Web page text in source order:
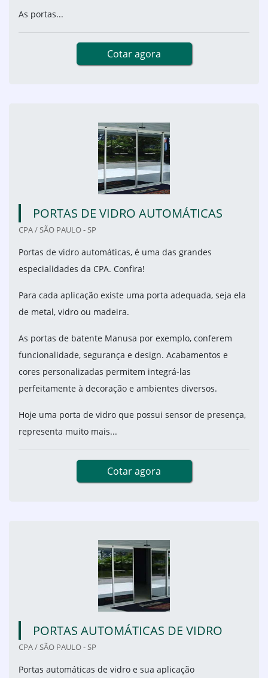
As portas...
Cotar agora
PORTAS DE VIDRO AUTOMÁTICAS
CPA / SÃO PAULO - SP
Portas de vidro automáticas, é uma das grandes
especialidades da CPA. Confira!
Para cada aplicação existe uma porta adequada, seja ela
de metal, vidro ou madeira.
As portas de batente Manusa por exemplo, conferem
funcionalidade, segurança e design. Acabamentos e
cores personalizadas permitem integrá-las
perfeitamente à decoração e ambientes diversos.
Hoje uma porta de vidro que possui sensor de presença,
representa muito mais...
Cotar agora
PORTAS AUTOMÁTICAS DE VIDRO
CPA / SÃO PAULO - SP
Portas automáticas de vidro e sua aplicação